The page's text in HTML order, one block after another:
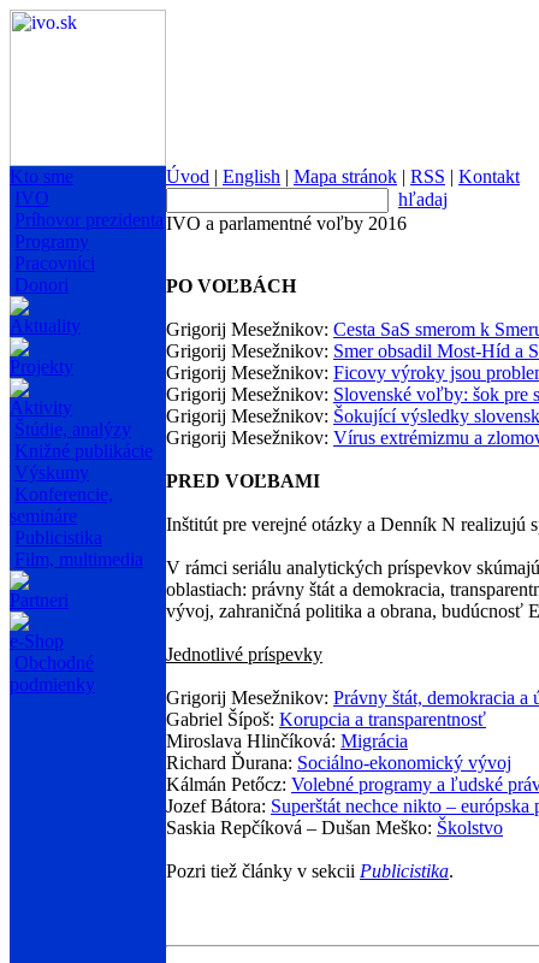
Kto sme
IVO
Príhovor prezidenta
Programy
Pracovníci
Donori
Aktuality
Projekty
Aktivity
Štúdie, analýzy
Knižné publikácie
Výskumy
Konferencie,
semináre
Publicistika
Film, multimedia
Partneri
e-Shop
Obchodné
podmienky
Úvod | English | Mapa stránok | RSS | Kontakt
hľadaj
IVO a parlamentné voľby 2016
PO VOĽBÁCH
Grigorij Mesežnikov: Cesta SaS smerom k
Grigorij Mesežnikov: Smer obsadil Most-Híd a
Grigorij Mesežnikov: Ficovy výroky jsou
Grigorij Mesežnikov: Slovenské voľby: šok pre
Grigorij Mesežnikov: Šokující výsledky
Grigorij Mesežnikov: Vírus extrémizmu a
PRED VOĽBAMI
Inštitút pre verejné otázky a Denník N realizujú
V rámci seriálu analytických príspevkov
oblastiach: právny štát a demokracia,
vývoj, zahraničná politika a obrana, budúcnosť
Jednotlivé príspevky
Grigorij Mesežnikov: Právny štát, demokracia a
Gabriel Šípoš: Korupcia a transparentnosť
Miroslava Hlinčíková: Migrácia
Richard Ďurana: Sociálno-ekonomický vývoj
Kálmán Petőcz: Volebné programy a ľudské
Jozef Bátora: Superštát nechce nikto –
Saskia Repčíková – Dušan Meško: Školstvo
Pozri tiež články v sekcii Publicistika.